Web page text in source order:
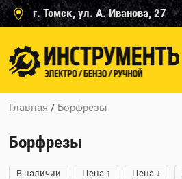
г. Томск, ул. А. Иванова, 27
Главная / Борфрезы
Борфрезы
В наличии Цена ↑ Цена ↓